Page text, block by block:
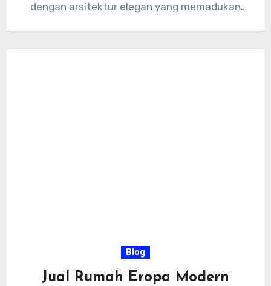
dengan arsitektur elegan yang memadukan
Blog
Jual Rumah Eropa Modern